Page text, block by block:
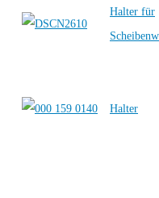
Halter für
Halter